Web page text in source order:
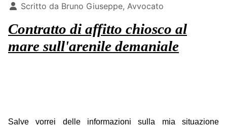
Dettagli
Scritto da Bruno Giuseppe, Avvocato
Contratto di affitto chiosco al
mare sull'arenile demaniale
Salve vorrei delle informazioni sulla mia situazione